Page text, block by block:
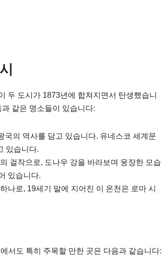
두 도시가 1873년에 합쳐지면서 탄생했습니
같은 명소들이 있습니다:
의 역사를 담고 있습니다. 유네스코 세계문
있습니다.
걸작으로, 도나우 강을 바라보며 웅장한 모습
있습니다.
나로, 19세기 말에 지어진 이 온천은 로마 시
서도 특히 주목할 만한 곳은 다음과 같습니다: